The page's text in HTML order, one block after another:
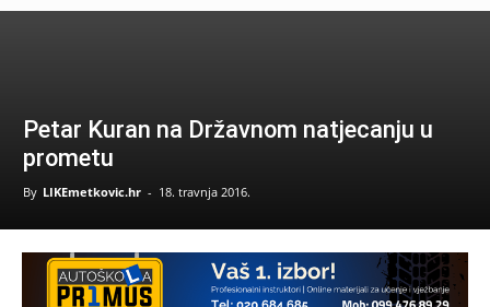
Petar Kuran na Državnom natjecanju u
prometu
By LIKEmetkovic.hr - 18. travnja 2016.